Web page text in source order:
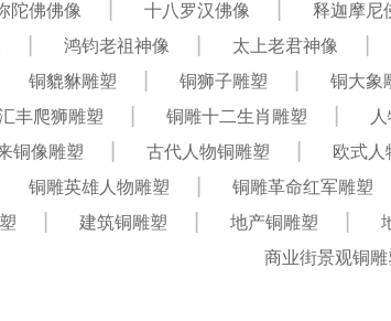
陀佛佛像 十八罗汉佛像 释迦摩尼
鸿钧老祖神像 太上老君神像
铜貔貅雕塑 铜狮子雕塑 铜大象
丰爬狮雕塑 铜雕十二生肖雕塑
铜像雕塑 古代人物铜雕塑 欧式人
铜雕英雄人物雕塑 铜雕革命红军雕塑
建筑铜雕塑 地产铜雕塑
商业街景观铜雕